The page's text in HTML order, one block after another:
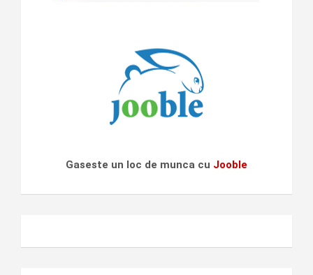
Gaseste un loc de munca cu Jooble